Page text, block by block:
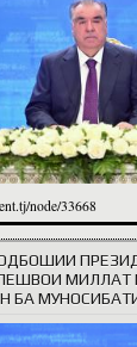
node/33668
БА